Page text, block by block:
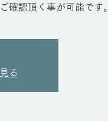
確認頂く事が可能です
る